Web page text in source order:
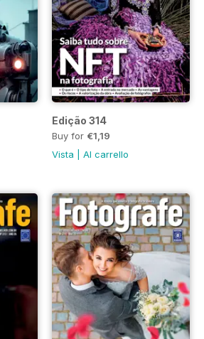
Edição 314
Buy for €1,19
Vista
Al carrello